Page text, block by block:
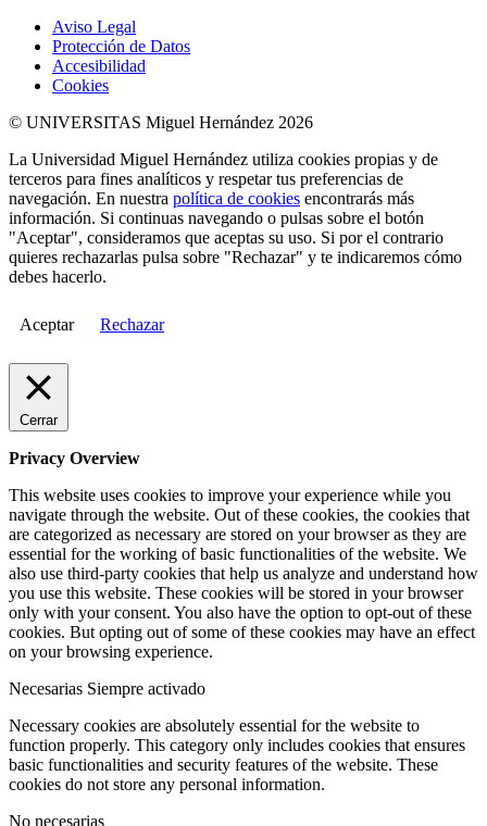
Aviso Legal
Protección de Datos
Accesibilidad
Cookies
© UNIVERSITAS Miguel Hernández 2026
La Universidad Miguel Hernández utiliza cookies propias y de
terceros para fines analíticos y respetar tus preferencias de
navegación. En nuestra política de cookies encontrarás más
información. Si continuas navegando o pulsas sobre el botón
"Aceptar", consideramos que aceptas su uso. Si por el contrario
quieres rechazarlas pulsa sobre "Rechazar" y te indicaremos cómo
debes hacerlo.
Aceptar Rechazar
Cerrar
Privacy Overview
This website uses cookies to improve your experience while you
navigate through the website. Out of these cookies, the cookies that
are categorized as necessary are stored on your browser as they are
essential for the working of basic functionalities of the website. We
also use third-party cookies that help us analyze and understand how
you use this website. These cookies will be stored in your browser
only with your consent. You also have the option to opt-out of these
cookies. But opting out of some of these cookies may have an effect
on your browsing experience.
Necesarias Siempre activado
Necessary cookies are absolutely essential for the website to
function properly. This category only includes cookies that ensures
basic functionalities and security features of the website. These
cookies do not store any personal information.
No necesarias